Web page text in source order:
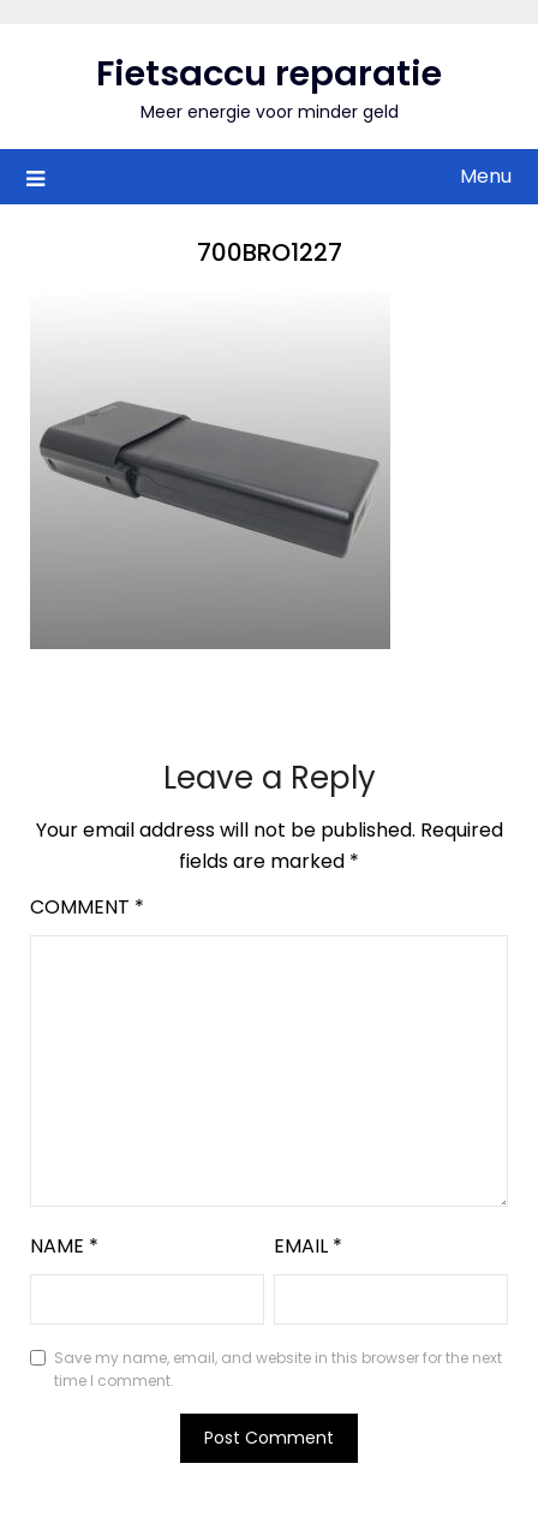
Fietsaccu reparatie
Meer energie voor minder geld
Menu
700BRO1227
Leave a Reply
Your email address will not be published. Required
fields are marked *
COMMENT *
NAME * EMAIL *
Save my name, email, and website in this browser for the next
time I comment.